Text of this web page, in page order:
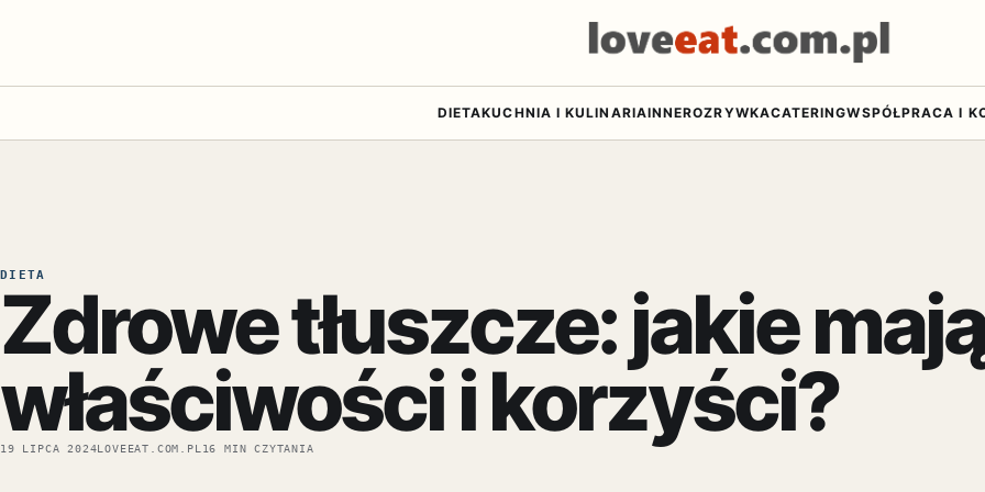
DIETAKUCHNIA I KULINARIAINNEROZRYWKACATERINGWSPÓŁPRACA I
DIETA
Zdrowe tłuszcze: jakie
właściwości i korzyści?
19 LIPCA 2024LOVEEAT.COM.PL 16 MIN CZYTANIA